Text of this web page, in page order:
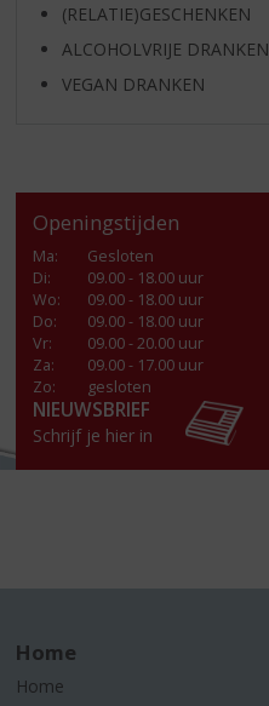
(RELATIE)GESCHENKEN
ALCOHOLVRIJE DRANKEN
VEGAN DRANKEN
Openingstijden
Ma:
Gesloten
Di:
09.00 - 18.00 uur
Wo:
09.00 - 18.00 uur
Do:
09.00 - 18.00 uur
Vr:
09.00 - 20.00 uur
Za:
09.00 - 17.00 uur
Zo:
gesloten
NIEUWSBRIEF
Schrijf je hier in
Home
Home